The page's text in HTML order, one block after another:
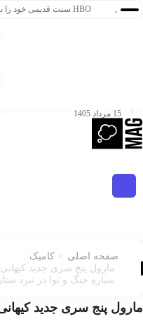
HBO سنت قدیمی خود را برای پخش سریال هری پاتر تغییر داد
صفحه اصلی > کامیک :
مارول پنج سری جدید کیهانی
سیاره‌ جنگ و نوا در نبرد ستارگان
پنج سری جدید کیهانی